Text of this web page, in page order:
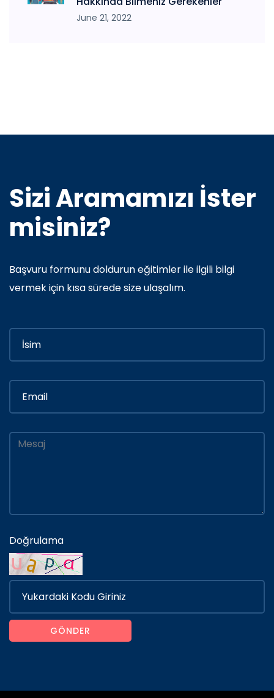
June 21, 2022
Sizi Aramamızı İster
misiniz?
Başvuru formunu doldurun eğitimler ile ilgili bilgi
vermek için kısa sürede size ulaşalım.
Doğrulama
GÖNDER